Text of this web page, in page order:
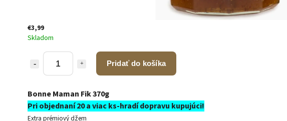
€3,99
Skladom
Pridať do košíka
Bonne Maman Fik 370g
Pri objednaní 20 a viac ks-hradí dopravu kupujúci!
Extra prémiový džem